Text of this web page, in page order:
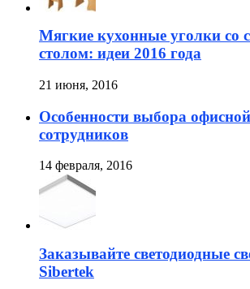
Мягкие кухонные уголки со
столом: идеи 2016 года
21 июня, 2016
Особенности выбора
сотрудников
14 февраля, 2016
Заказывайте светодиодные
Sibertek